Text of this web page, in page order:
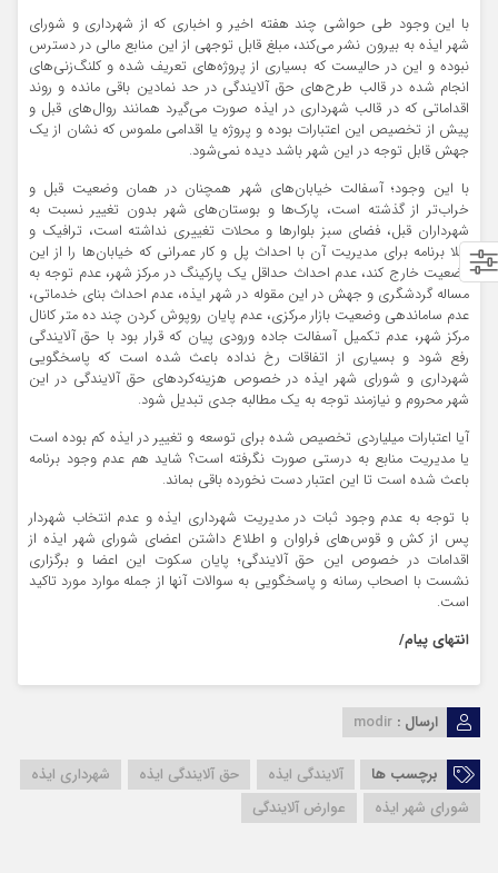
با این وجود طی حواشی چند هفته اخیر و اخباری که از شهرداری و شورای
شهر ایذه به بیرون نشر می‌کند، مبلغ قابل توجهی از این منابع مالی در دسترس
نبوده و این در حالیست که بسیاری از پروژه‌های تعریف شده و کلنگ‌زنی‌های
انجام شده در قالب طرح‌های حق آلایندگی در حد نمادین باقی مانده و روند
اقداماتی که در قالب شهرداری در ایذه صورت می‌گیرد همانند روال‌های قبل و
پیش از تخصیص این اعتبارات بوده و پروژه یا اقدامی ملموس که نشان از یک
جهش قابل توجه در این شهر باشد دیده نمی‌شود.
با این وجود؛ آسفالت خیابان‌های شهر همچنان در همان وضعیت قبل و
خراب‌تر از گذشته است، پارک‌ها و بوستان‌های شهر بدون تغییر نسبت به
شهرداران قبل، فضای سبز بلوارها و محلات تغییری نداشته است، ترافیک و
خلا برنامه برای مدیریت آن با احداث پل و کار عمرانی که خیابان‌ها را از این
وضعیت خارج کند، عدم احداث حداقل یک پارکینگ در مرکز شهر، عدم توجه به
مساله گردشگری و جهش در این مقوله در شهر ایذه، عدم احداث بنای خدماتی،
عدم ساماندهی وضعیت بازار مرکزی، عدم پایان روپوش کردن چند ده متر کانال
مرکز شهر، عدم تکمیل آسفالت جاده ورودی پیان که قرار بود با حق آلایندگی
رفع شود و بسیاری از اتفاقات رخ نداده باعث شده است که پاسخگویی
شهرداری و شورای شهر ایذه در خصوص هزینه‌کردهای حق آلایندگی در این
شهر محروم و نیازمند توجه به یک مطالبه جدی تبدیل شود.
آیا اعتبارات میلیاردی تخصیص شده برای توسعه و تغییر در ایذه کم بوده است
یا مدیریت منابع به درستی صورت نگرفته است؟ شاید هم عدم وجود برنامه
باعث شده است تا این اعتبار دست نخورده باقی بماند.
با توجه به عدم وجود ثبات در مدیریت شهرداری ایذه و عدم انتخاب شهردار
پس از کش و قوس‌های فراوان و اطلاع داشتن اعضای شورای شهر ایذه از
اقدامات در خصوص این حق آلایندگی؛ پایان سکوت این اعضا و برگزاری
نشست با اصحاب رسانه و پاسخگویی به سوالات آنها از جمله موارد مورد تاکید
است.
انتهای پیام/
ارسال : modir
برچسب ها آلایندگی ایذه حق آلایندگی ایذه
شهرداری ایذه
شورای شهر ایذه
عوارض آلایندگی